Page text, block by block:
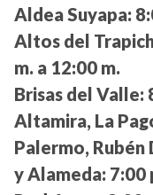
Aldea Suyapa:
Altos del
m. a 12:00 m.
Brisas del Valle:
Altamira, La
Palermo,
y Alameda: 7:00